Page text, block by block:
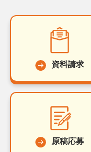
資料請求
原稿応募